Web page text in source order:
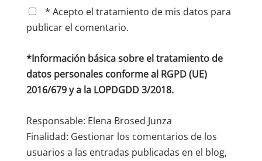
* Acepto el tratamiento de mis datos para
publicar el comentario.
*Información básica sobre el tratamiento de
datos personales conforme al RGPD (UE)
2016/679 y a la LOPDGDD 3/2018.
Responsable: Elena Brosed Junza
Finalidad: Gestionar los comentarios de los
usuarios a las entradas publicadas en el blog,